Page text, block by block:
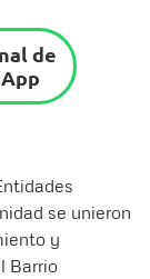
de
se unieron
y
Barrio